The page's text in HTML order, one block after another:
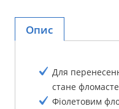
Опис
Для
стане
Фіолетовим